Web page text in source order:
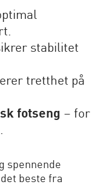
stabilitet
tretthet på
fotseng – for
spennende
beste fra